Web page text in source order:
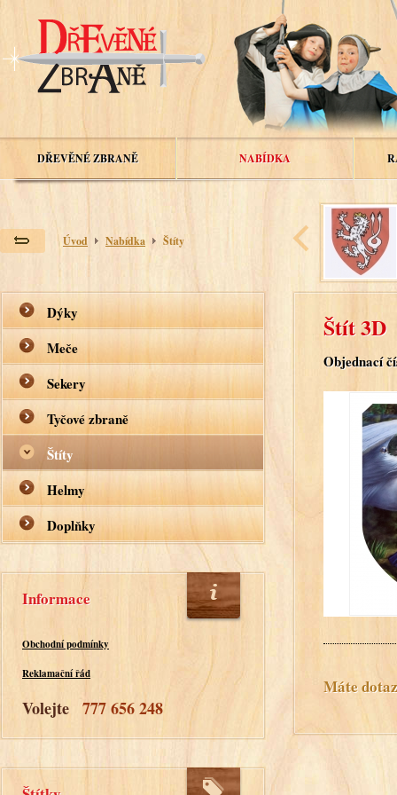
DŘEVĚNÉ ZBRANĚ NABÍDKA
Úvod Nabídka Štíty
Dýky
Meče
Sekery
Tyčové zbraně
Štíty
Helmy
Doplňky
Informace
Obchodní podmínky
Reklamační řád
Volejte 777 656 248
Štít 3D
Objednací
Máte